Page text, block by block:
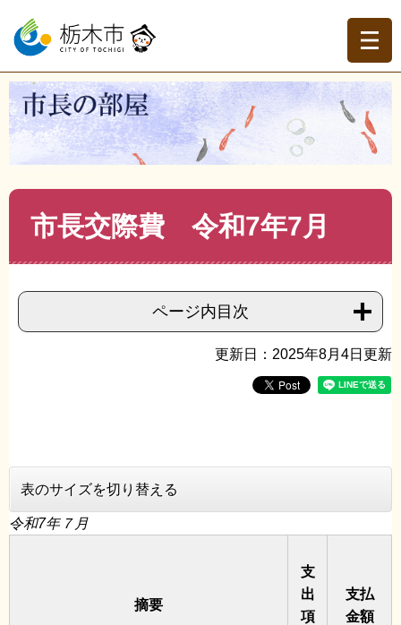
ー
の
頭
で
ニ
ー
飛
ば
本
現在地
トップページ >市長の部屋 >市長交際費 >市長交際費
（令和７年度）>>市長交際費 令和7年7月
市長交際費 令和7年7月
ページ内目次
更新日：2025年8月4日更新
表のサイズを切り替える
令和7年７月
摘要
支
出
項
支払
金額